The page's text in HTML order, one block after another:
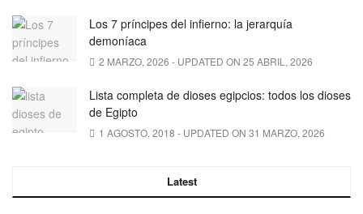
Los 7 príncipes del infierno: la jerarquía
demoníaca
2 MARZO, 2026 - UPDATED ON 25 ABRIL, 2026
Lista completa de dioses egipcios: todos los dioses
de Egipto
1 AGOSTO, 2018 - UPDATED ON 31 MARZO, 2026
Latest